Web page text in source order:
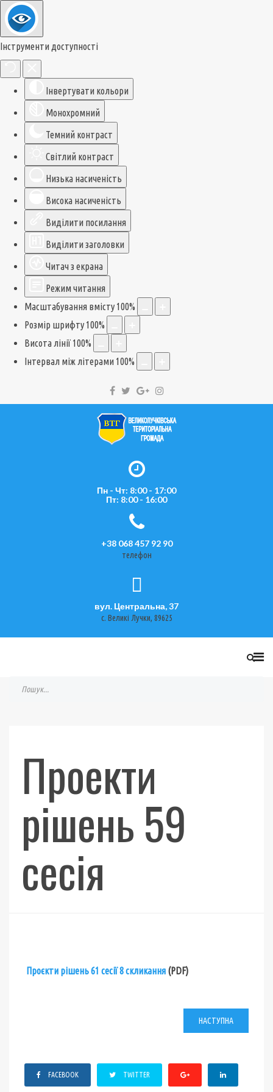
Інструменти доступності
Інвертувати кольори
Монохромний
Темний контраст
Світлий контраст
Низька насиченість
Висока насиченість
Виділити посилання
Виділити заголовки
Читач з екрана
Режим читання
Масштабування вмісту 100%
Розмір шрифту 100%
Висота лінії 100%
Інтервал між літерами 100%
Пн - Чт: 8:00 - 17:00
Пт: 8:00 - 16:00
+38 068 457 92 90
телефон
вул. Центральна, 37
с. Великі Лучки, 89625
Проекти
рішень 59
сесія
Проєкти рішень 61 сесії 8 скликання (PDF)
НАСТУПНА
FACEBOOK TWITTER